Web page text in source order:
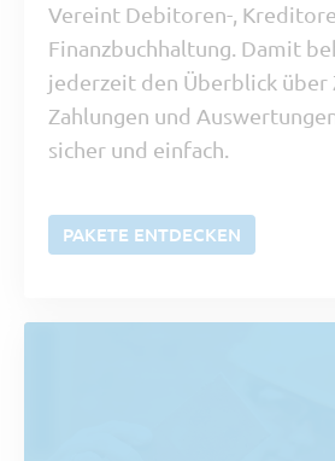
Vereint Debitoren-,
Finanzbuchhaltung. Damit
jederzeit den Überblick über
Zahlungen und
sicher und einfach.
PAKETE ENTDECKEN